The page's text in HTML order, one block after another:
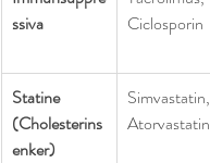
ssiva
Ciclosporin
Statine
(Cholesterins
enker)
Simvastatin,
Atorvastatin